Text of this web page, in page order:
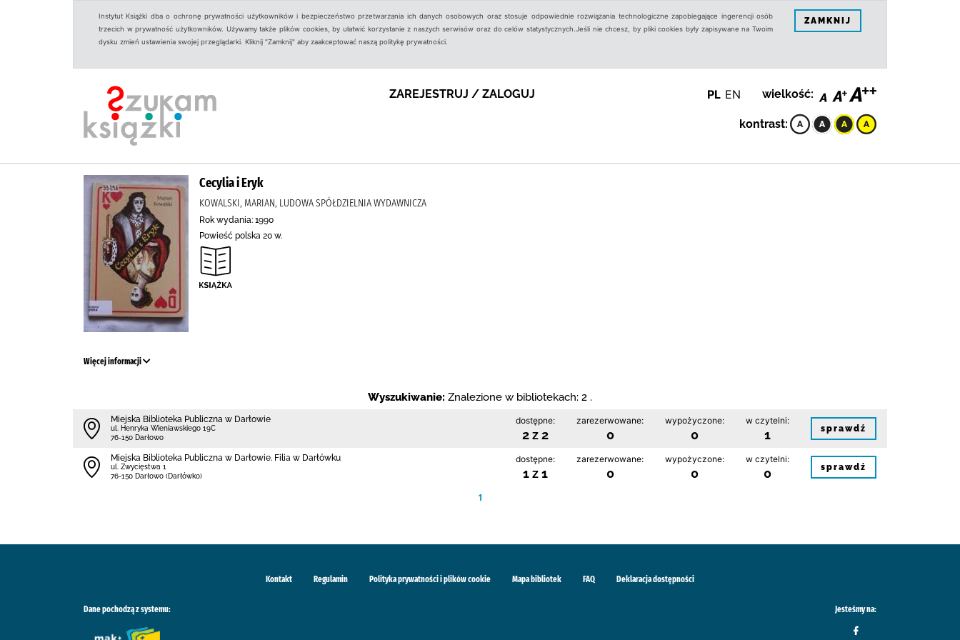
Instytut Książki dba o ochronę prywatności użytkowników i bezpieczeństwo przetwarzania ich danych osobowych oraz stosuje odpowiednie rozwiązania technologiczne zapobiegające ingerencji osób
trzecich w prywatność użytkowników. Używamy także plików cookies, by ułatwić korzystanie z naszych serwisów oraz do celów statystycznych.Jeśli nie chcesz, by pliki cookies były zapisywane na Twoim
dysku zmień ustawienia swojej przeglądarki. Kliknij "Zamknij" aby zaakceptować naszą politykę prywatności.
ZAMKNIJ
ZAREJESTRUJ / ZALOGUJ PL EN wielkość:
kontrast:
Cecylia i Eryk
KOWALSKI, MARIAN, LUDOWA SPÓŁDZIELNIA WYDAWNICZA
Rok wydania: 1990
Powieść polska 20 w.
Więcej informacji
Wyszukiwanie: Znalezione w bibliotekach: 2 .
Miejska Biblioteka Publiczna w Darłowie
ul. Henryka Wieniawskiego 19C
76-150 Darłowo
dostępne:
2 z 2
zarezerwowane:
0
wypożyczone:
0
w czytelni:
1 sprawdź
Miejska Biblioteka Publiczna w Darłowie. Filia w Darłówku
ul. Zwycięstwa 1
76-150 Darłowo (Darłówko)
dostępne:
1 z 1
zarezerwowane:
0
wypożyczone:
0
w czytelni:
0 sprawdź
1
Kontakt Regulamin Polityka prywatności i plików cookie Mapa bibliotek FAQ Deklaracja dostępności
Dane pochodzą z systemu: Jesteśmy na: